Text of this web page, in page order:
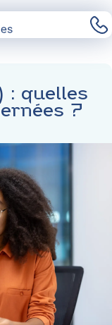
: quelles
?